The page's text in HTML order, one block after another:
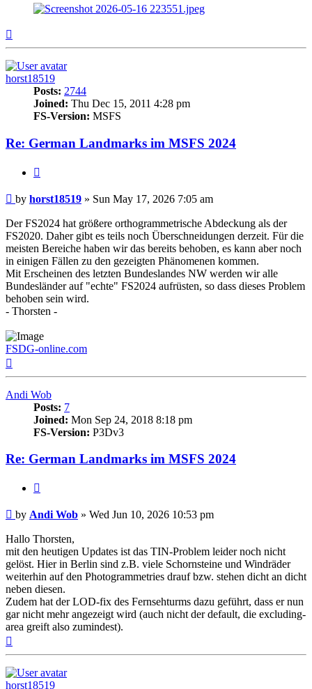
horst18519
Posts: 2744
Joined: Thu Dec 15, 2011 4:28 pm
FS-Version: MSFS
Re: German Landmarks im MSFS 2024
Post
by horst18519 » Sun May 17, 2026 7:05 am
Der FS2024 hat größere orthogrammetrische Abdeckung als der
FS2020. Daher gibt es teils noch Überschneidungen derzeit. Für die
meisten Bereiche haben wir das bereits behoben, es kann aber noch
in einigen Fällen zu den gezeigten Phänomenen kommen.
Mit Erscheinen des letzten Bundeslandes NW werden wir alle
Bundesländer auf "echte" FS2024 aufrüsten, so dass dieses Problem
behoben sein wird.
- Thorsten -
FSDG-online.com
Andi Wob
Posts: 7
Joined: Mon Sep 24, 2018 8:18 pm
FS-Version: P3Dv3
Re: German Landmarks im MSFS 2024
Post
by Andi Wob » Wed Jun 10, 2026 10:53 pm
Hallo Thorsten,
mit den heutigen Updates ist das TIN-Problem leider noch nicht
gelöst. Hier in Berlin sind z.B. viele Schornsteine und Windräder
weiterhin auf den Photogrammetries drauf bzw. stehen dicht an dicht
neben diesen.
Zudem hat der LOD-fix des Fernsehturms dazu geführt, dass er nun
gar nicht mehr angezeigt wird (auch nicht der default, die excluding-
area greift also zumindest).
horst18519